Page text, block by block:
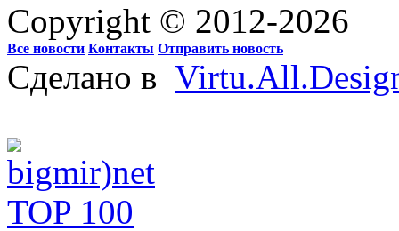
Copyright © 2012-2026
Все новости Контакты Отправить новость
Сделано в